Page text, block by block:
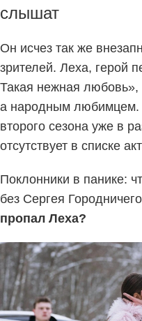
слышат
Он исчез так же
зрителей. Леха, герой
Такая нежная любовь»,
а народным любимцем.
второго сезона уже в
отсутствует в списке
Поклонники в панике:
без Сергея
пропал Леха?